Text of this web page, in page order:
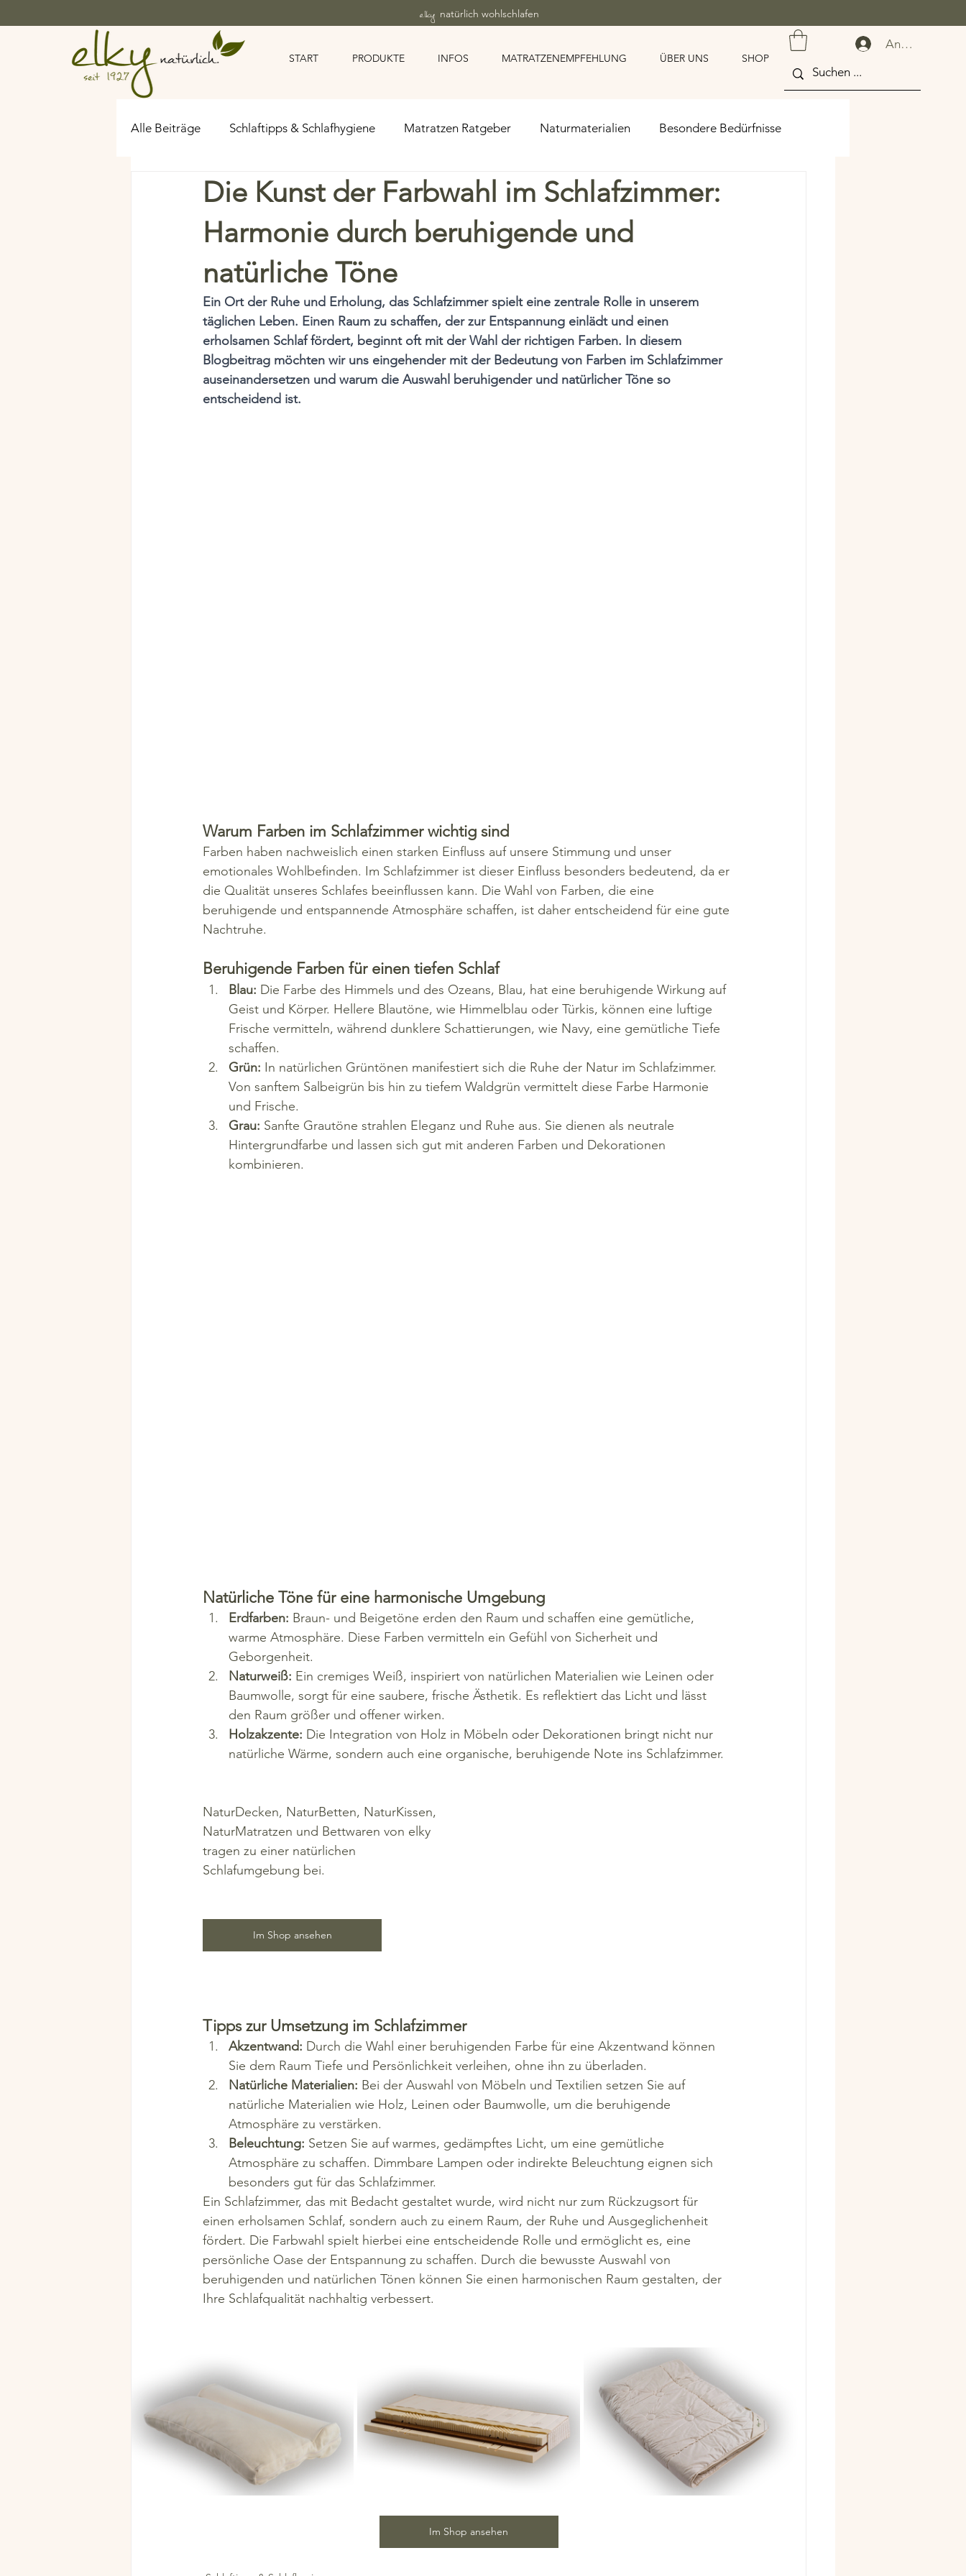
elky natürlich wohlschlafen
START PRODUKTE INFOS MATRATZENEMPFEHLUNG ÜBER UNS SHOP
Anmelden
Alle Beiträge Schlaftipps & Schlafhygiene Matratzen Ratgeber Naturmaterialien Besondere Bedürfnisse
Naturbettwaren Harte Matratzen Allergie & gesunder Schlaf Weiche Matratzen
Die Kunst der Farbwahl im Schlafzimmer:
Harmonie durch beruhigende und
natürliche Töne
Ein Ort der Ruhe und Erholung, das Schlafzimmer spielt eine zentrale Rolle in unserem
täglichen Leben. Einen Raum zu schaffen, der zur Entspannung einlädt und einen
erholsamen Schlaf fördert, beginnt oft mit der Wahl der richtigen Farben. In diesem
Blogbeitrag möchten wir uns eingehender mit der Bedeutung von Farben im Schlafzimmer
auseinandersetzen und warum die Auswahl beruhigender und natürlicher Töne so
entscheidend ist.
Warum Farben im Schlafzimmer wichtig sind
Farben haben nachweislich einen starken Einfluss auf unsere Stimmung und unser
emotionales Wohlbefinden. Im Schlafzimmer ist dieser Einfluss besonders bedeutend, da er
die Qualität unseres Schlafes beeinflussen kann. Die Wahl von Farben, die eine
beruhigende und entspannende Atmosphäre schaffen, ist daher entscheidend für eine gute
Nachtruhe.
Beruhigende Farben für einen tiefen Schlaf
Blau: Die Farbe des Himmels und des Ozeans, Blau, hat eine beruhigende Wirkung auf
Geist und Körper. Hellere Blautöne, wie Himmelblau oder Türkis, können eine luftige
Frische vermitteln, während dunklere Schattierungen, wie Navy, eine gemütliche Tiefe
schaffen.
Grün: In natürlichen Grüntönen manifestiert sich die Ruhe der Natur im Schlafzimmer.
Von sanftem Salbeigrün bis hin zu tiefem Waldgrün vermittelt diese Farbe Harmonie
und Frische.
Grau: Sanfte Grautöne strahlen Eleganz und Ruhe aus. Sie dienen als neutrale
Hintergrundfarbe und lassen sich gut mit anderen Farben und Dekorationen
kombinieren.
Natürliche Töne für eine harmonische Umgebung
Erdfarben: Braun- und Beigetöne erden den Raum und schaffen eine gemütliche,
warme Atmosphäre. Diese Farben vermitteln ein Gefühl von Sicherheit und
Geborgenheit.
Naturweiß: Ein cremiges Weiß, inspiriert von natürlichen Materialien wie Leinen oder
Baumwolle, sorgt für eine saubere, frische Ästhetik. Es reflektiert das Licht und lässt
den Raum größer und offener wirken.
Holzakzente: Die Integration von Holz in Möbeln oder Dekorationen bringt nicht nur
natürliche Wärme, sondern auch eine organische, beruhigende Note ins Schlafzimmer.
NaturDecken, NaturBetten, NaturKissen,
NaturMatratzen und Bettwaren von elky
tragen zu einer natürlichen
Schlafumgebung bei.
Im Shop ansehen
Tipps zur Umsetzung im Schlafzimmer
Akzentwand: Durch die Wahl einer beruhigenden Farbe für eine Akzentwand können
Sie dem Raum Tiefe und Persönlichkeit verleihen, ohne ihn zu überladen.
Natürliche Materialien: Bei der Auswahl von Möbeln und Textilien setzen Sie auf
natürliche Materialien wie Holz, Leinen oder Baumwolle, um die beruhigende
Atmosphäre zu verstärken.
Beleuchtung: Setzen Sie auf warmes, gedämpftes Licht, um eine gemütliche
Atmosphäre zu schaffen. Dimmbare Lampen oder indirekte Beleuchtung eignen sich
besonders gut für das Schlafzimmer.
Ein Schlafzimmer, das mit Bedacht gestaltet wurde, wird nicht nur zum Rückzugsort für
einen erholsamen Schlaf, sondern auch zu einem Raum, der Ruhe und Ausgeglichenheit
fördert. Die Farbwahl spielt hierbei eine entscheidende Rolle und ermöglicht es, eine
persönliche Oase der Entspannung zu schaffen. Durch die bewusste Auswahl von
beruhigenden und natürlichen Tönen können Sie einen harmonischen Raum gestalten, der
Ihre Schlafqualität nachhaltig verbessert.
Im Shop ansehen